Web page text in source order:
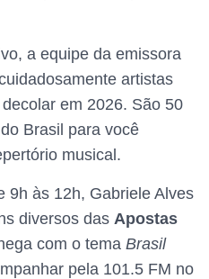
a equipe da emissora
artistas
em 2026. São 50
Brasil para você
musical.
9h às 12h, Gabriele Alves
diversos das Apostas
com o tema Brasil
pela 101.5 FM no